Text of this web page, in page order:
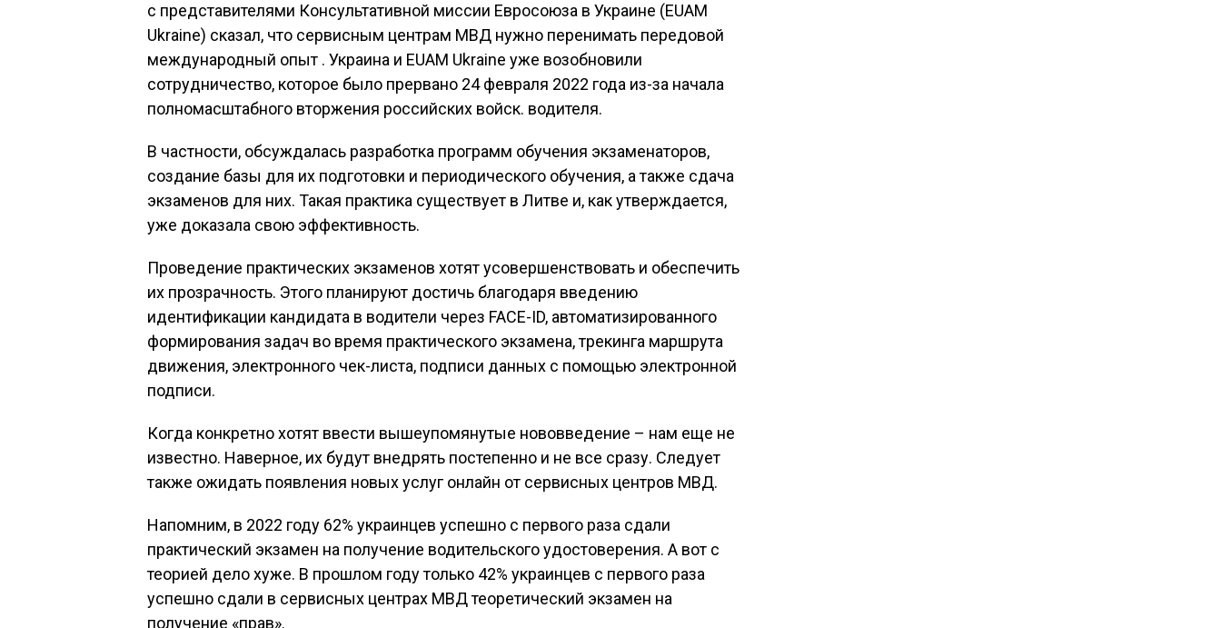
с представителями Консультативной миссии Евросоюза в Украине (EUAM
Ukraine) сказал, что сервисным центрам МВД нужно перенимать передовой
международный опыт . Украина и EUAM Ukraine уже возобновили
сотрудничество, которое было прервано 24 февраля 2022 года из-за начала
полномасштабного вторжения российских войск. водителя.
В частности, обсуждалась разработка программ обучения экзаменаторов,
создание базы для их подготовки и периодического обучения, а также сдача
экзаменов для них. Такая практика существует в Литве и, как утверждается,
уже доказала свою эффективность.
Проведение практических экзаменов хотят усовершенствовать и обеспечить
их прозрачность. Этого планируют достичь благодаря введению
идентификации кандидата в водители через FACE-ID, автоматизированного
формирования задач во время практического экзамена, трекинга маршрута
движения, электронного чек-листа, подписи данных с помощью электронной
подписи.
Когда конкретно хотят ввести вышеупомянутые нововведение – нам еще не
известно. Наверное, их будут внедрять постепенно и не все сразу. Следует
также ожидать появления новых услуг онлайн от сервисных центров МВД.
Напомним, в 2022 году 62% украинцев успешно с первого раза сдали
практический экзамен на получение водительского удостоверения. А вот с
теорией дело хуже. В прошлом году только 42% украинцев с первого раза
успешно сдали в сервисных центрах МВД теоретический экзамен на
получение «прав».